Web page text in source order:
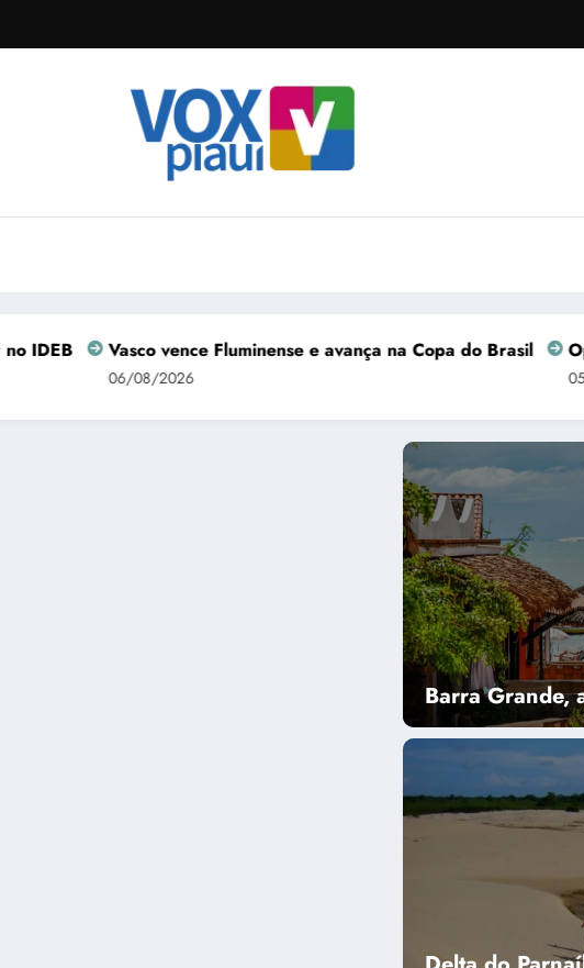
Vasco vence Fluminense e avança na Copa do Brasil
06/08/2026
Operação
05/08/2026
Barra Grande,